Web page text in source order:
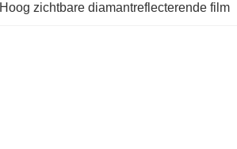
Hoog zichtbare diamantreflecterende film